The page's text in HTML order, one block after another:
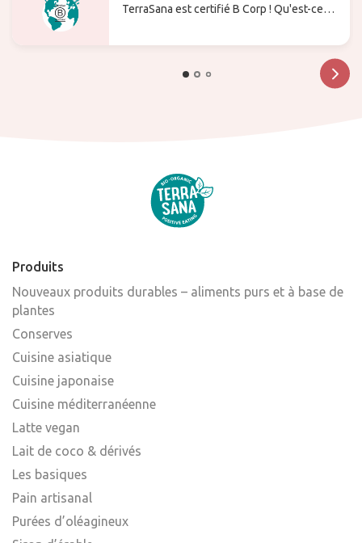
TerraSana est certifié B Corp ! Qu'est-ce
Produits
Nouveaux produits durables – aliments purs et à base de
plantes
Conserves
Cuisine asiatique
Cuisine japonaise
Cuisine méditerranéenne
Latte vegan
Lait de coco & dérivés
Les basiques
Pain artisanal
Purées d’oléagineux